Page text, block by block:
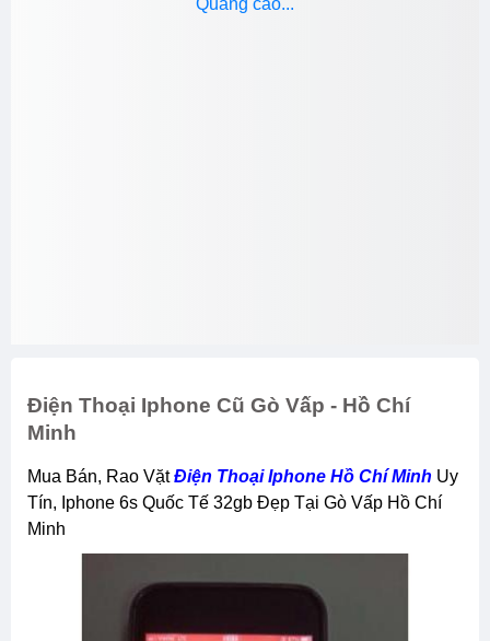
Điện Thoại Iphone Cũ Gò Vấp - Hồ Chí
Minh
Mua Bán, Rao VặtĐiện Thoại Iphone Hồ Chí Minh Uy
Tín, Iphone 6s Quốc Tế 32gb Đẹp Tại Gò Vấp Hồ Chí
Minh